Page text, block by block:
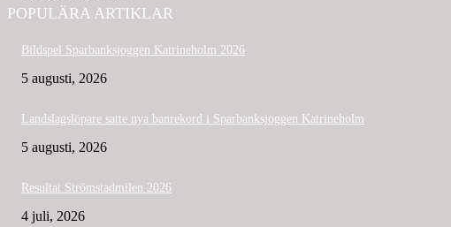
POPULÄRA ARTIKLAR
Bildspel Sparbanksjoggen Katrineholm 2026
5 augusti, 2026
Landslagslöpare satte nya banrekord i Sparbanksjoggen Katrineholm
5 augusti, 2026
Resultat Strömstadmilen 2026
4 juli, 2026